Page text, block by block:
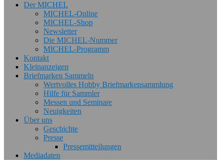
Der MICHEL
MICHEL-Online
MICHEL-Shop
Newsletter
Die MICHEL-Nummer
MICHEL-Programm
Kontakt
Kleinanzeigen
Briefmarken Sammeln
Wertvolles Hobby Briefmarkensammlung
Hilfe für Sammler
Messen und Seminare
Neuigkeiten
Über uns
Geschichte
Presse
Pressemitteilungen
Mediadaten